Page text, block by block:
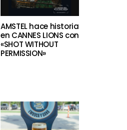
AMSTEL hace historia
en CANNES LIONS con
«SHOT WITHOUT
PERMISSION»